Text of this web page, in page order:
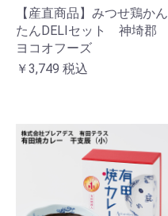
【産直商品】みつせ鶏かん
たんDELIセット 神埼郡
ヨコオフーズ
￥3,749 税込